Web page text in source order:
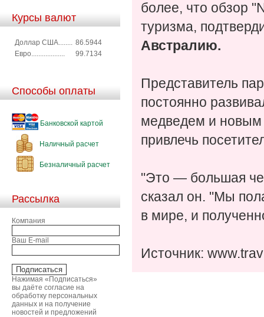
Курсы валют
Доллар США........ 86.5944
Евро...................
99.7134
Способы оплаты
Банковской картой
Наличный расчет
Безналичный расчет
Рассылка
Компания
Ваш E-mail
Нажимая «Подписаться»
вы даёте согласие на
обработку персональных
данных и на получение
новостей и предложений
более, что обзор
туризма,
Австралию.
Представитель
постоянно
медведем и новым
привлечь
"Это — большая
сказал он. "Мы
в мире, и
Источник: